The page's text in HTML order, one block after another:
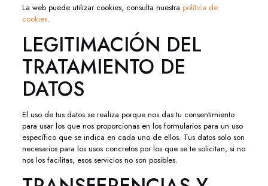
La web puede utilizar cookies, consulta nuestra política de
cookies.
LEGITIMACIÓN DEL
TRATAMIENTO DE
DATOS
El uso de tus datos se realiza porque nos das tu consentimiento
para usar los que nos proporcionas en los formularios para un uso
específico que se indica en cada uno de ellos. Tus datos solo son
necesarios para los usos concretos por los que se te solicitan, si no
nos los facilitas, esos servicios no son posibles.